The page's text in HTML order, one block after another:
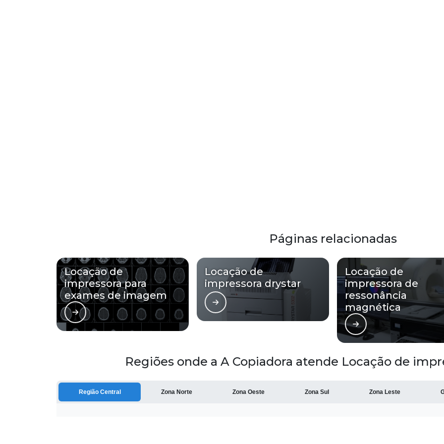
Páginas relacionadas
Locação de
impressora para
exames de imagem
Locação de
impressora drystar
Locação de
impressora de
ressonância
magnética
Regiões onde a A Copiadora atende Locação de
Região Central Zona Norte Zona Oeste Zona Sul Zona Leste